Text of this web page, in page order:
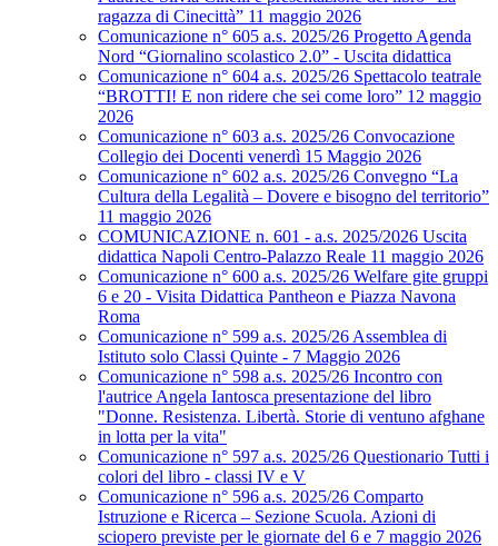
ragazza di Cinecittà” 11 maggio 2026
Comunicazione n° 605 a.s. 2025/26 Progetto Agenda
Nord “Giornalino scolastico 2.0” - Uscita didattica
Comunicazione n° 604 a.s. 2025/26 Spettacolo teatrale
“BROTTI! E non ridere che sei come loro” 12 maggio
2026
Comunicazione n° 603 a.s. 2025/26 Convocazione
Collegio dei Docenti venerdì 15 Maggio 2026
Comunicazione n° 602 a.s. 2025/26 Convegno “La
Cultura della Legalità – Dovere e bisogno del territorio”
11 maggio 2026
COMUNICAZIONE n. 601 - a.s. 2025/2026 Uscita
didattica Napoli Centro-Palazzo Reale 11 maggio 2026
Comunicazione n° 600 a.s. 2025/26 Welfare gite gruppi
6 e 20 - Visita Didattica Pantheon e Piazza Navona
Roma
Comunicazione n° 599 a.s. 2025/26 Assemblea di
Istituto solo Classi Quinte - 7 Maggio 2026
Comunicazione n° 598 a.s. 2025/26 Incontro con
l'autrice Angela Iantosca presentazione del libro
"Donne. Resistenza. Libertà. Storie di ventuno afghane
in lotta per la vita"
Comunicazione n° 597 a.s. 2025/26 Questionario Tutti i
colori del libro - classi IV e V
Comunicazione n° 596 a.s. 2025/26 Comparto
Istruzione e Ricerca – Sezione Scuola. Azioni di
sciopero previste per le giornate del 6 e 7 maggio 2026